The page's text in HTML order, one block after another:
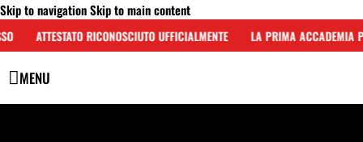
Skip to navigationSkip to main content
ATTESTATO RICONOSCIUTO UFFICIALMENTE LA PRIMA ACCADEMIA
MENU